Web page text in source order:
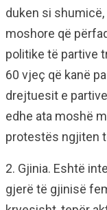
duken si
moshore që
politike të partive
60 vjeç që kanë
drejtuesit e
edhe ata moshë
protestës ngjiten
2. Gjinia. Eshtë
gjerë të gjinisë